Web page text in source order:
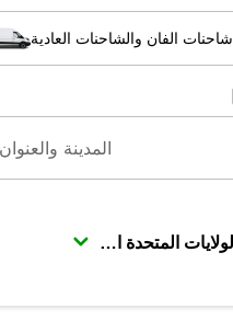
شاحنات الفان والشاحنات العادية